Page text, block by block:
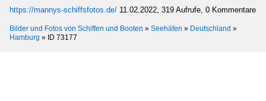
https://mannys-schiffsfotos.de/ 11.02.2022, 319 Aufrufe, 0 Kommentare
Bilder und Fotos von Schiffen und Booten » Seehäfen » Deutschland »
Hamburg » ID 73177